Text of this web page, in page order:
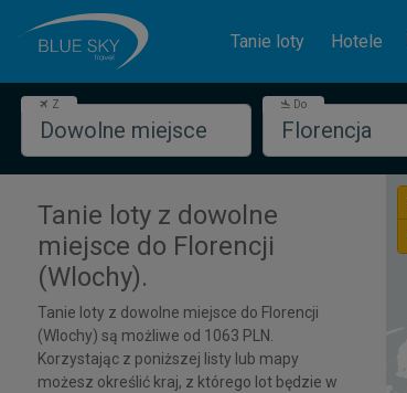
Tanie loty Hotele
Z Do
Tanie loty z dowolne
miejsce do Florencji
(Wlochy).
Tanie loty z dowolne miejsce do Florencji
(Wlochy) są możliwe od 1063 PLN.
Korzystając z poniższej listy lub mapy
możesz określić kraj, z którego lot będzie w